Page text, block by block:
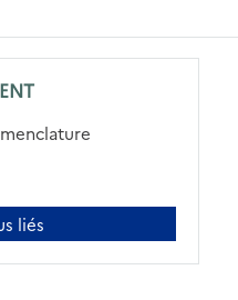
liés